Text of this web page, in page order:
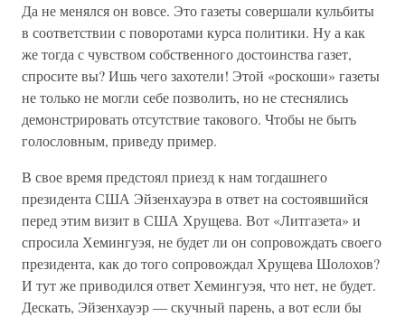
Да не менялся он вовсе. Это газеты совершали кульбиты
в соответствии с поворотами курса политики. Ну а как
же тогда с чувством собственного достоинства газет,
спросите вы? Ишь чего захотели! Этой «роскоши» газеты
не только не могли себе позволить, но не стеснялись
демонстрировать отсутствие такового. Чтобы не быть
голословным, приведу пример.
В свое время предстоял приезд к нам тогдашнего
президента США Эйзенхауэра в ответ на состоявшийся
перед этим визит в США Хрущева. Вот «Литгазета» и
спросила Хемингуэя, не будет ли он сопровождать своего
президента, как до того сопровождал Хрущева Шолохов?
И тут же приводился ответ Хемингуэя, что нет, не будет.
Дескать, Эйзенхауэр — скучный парень, а вот если бы